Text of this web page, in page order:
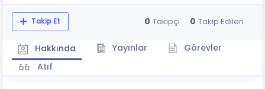
Takip Et 0 Takipçi 0 Takip Edilen
Hakkında Yayınlar
Görevler
Atıf